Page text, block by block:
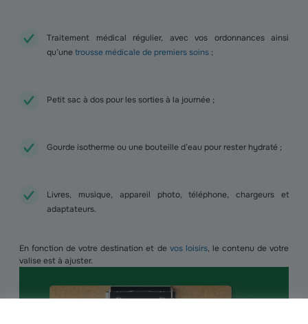
Traitement médical régulier, avec vos ordonnances ainsi
qu’unetrousse médicale de premiers soins ;
Petit sac à dos pour les sorties à la journée ;
Gourde isotherme ou une bouteille d’eau pour rester hydraté ;
Livres, musique, appareil photo, téléphone, chargeurs et
adaptateurs.
En fonction de votre destination et de vos loisirs, le contenu de votre
valise est à ajuster.